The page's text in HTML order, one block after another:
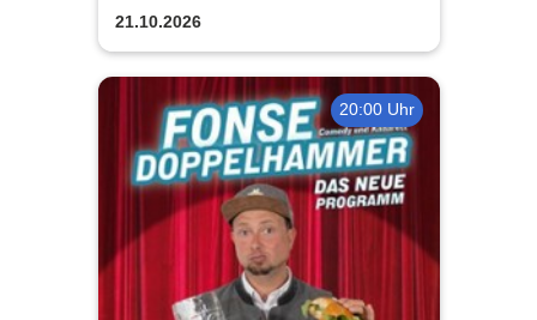
21.10.2026
20:00 Uhr